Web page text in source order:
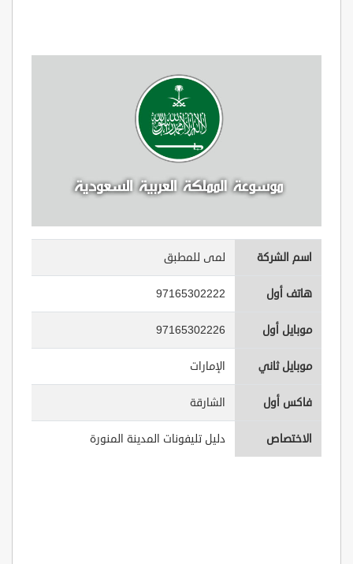
اسم الشركة لمى للمطبق
هاتف أول 97165302222
موبايل أول 97165302226
موبايل ثاني الإمارات
فاكس أول الشارقة
الاختصاص دليل تليفونات المدينة المنورة